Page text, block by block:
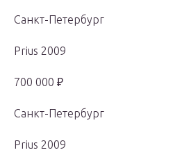
Санкт-Петербург
Prius 2009
700 000 ₽
Санкт-Петербург
Prius 2009